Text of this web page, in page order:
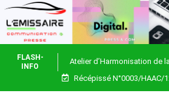
FLASH-
INFO
Atelier d’Harmonisation de
Récépissé N°0003/HAAC/